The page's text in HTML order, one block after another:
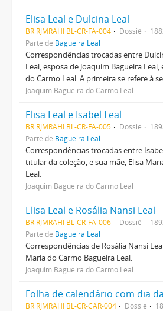
Elisa Leal e Dulcina Leal
BR RJMRAHI BL-CR-FA-004 Dossiê
Parte de Bagueira Leal
Correspondências trocadas entre
Leal, esposa de Joaquim Bagueira Leal,
do Carmo Leal. A primeira se refere à
Joaquim Bagueira do Carmo Leal
Elisa Leal e Isabel Leal
BR RJMRAHI BL-CR-FA-005 Dossiê
Parte de Bagueira Leal
Correspondências trocadas entre
titular da coleção, e sua mãe, Elisa
Leal.
Joaquim Bagueira do Carmo Leal
Elisa Leal e Rosália Nansi Leal
BR RJMRAHI BL-CR-FA-006 Dossiê
Parte de Bagueira Leal
Correspondências de Rosália Nansi
Maria do Carmo Bagueira Leal.
Joaquim Bagueira do Carmo Leal
BR RJMRAHI BL-CR-CAR-004 Dossiê